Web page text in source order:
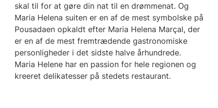
skal til for at gøre din nat til en drømmenat. Og
Maria Helena suiten er en af de mest symbolske på
Pousadaen opkaldt efter Maria Helena Marçal, der
er en af de mest fremtrædende gastronomiske
personligheder i det sidste halve århundrede.
Maria Helene har en passion for hele regionen og
kreeret delikatesser på stedets restaurant.